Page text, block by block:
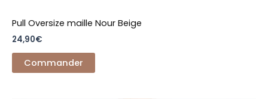
Pull Oversize maille Nour Beige
24,90€
Commander